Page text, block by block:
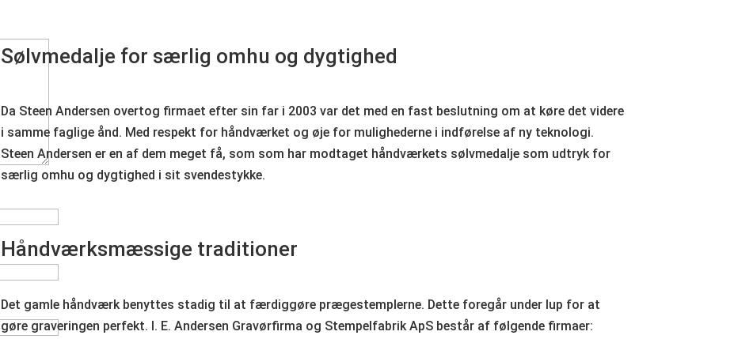
Sølvmedalje for særlig omhu og dygtighed
Da Steen Andersen overtog firmaet efter sin far i 2003 var det med en fast beslutning om at køre det videre
i samme faglige ånd. Med respekt for håndværket og øje for mulighederne i indførelse af ny teknologi.
Steen Andersen er en af dem meget få, som som har modtaget håndværkets sølvmedalje som udtryk for
særlig omhu og dygtighed i sit svendestykke.
Håndværksmæssige traditioner
Det gamle håndværk benyttes stadig til at færdiggøre prægestemplerne. Dette foregår under lup for at
gøre graveringen perfekt. I. E. Andersen Gravørfirma og Stempelfabrik ApS består af følgende firmaer: